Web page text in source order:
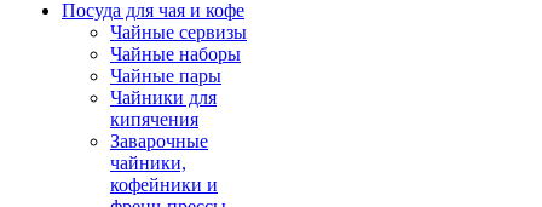
Посуда для чая и кофе
Чайные сервизы
Чайные наборы
Чайные пары
Чайники для
кипячения
Заварочные
чайники,
кофейники и